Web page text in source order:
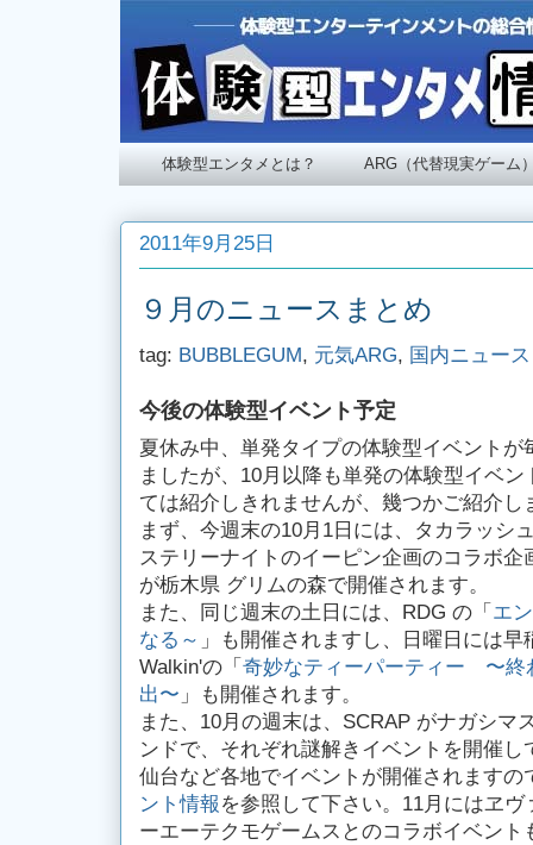
体験型エンタメとは？ ARG（代替現実ゲーム
2011年9月25日
９月のニュースまとめ
tag: BUBBLEGUM, 元気ARG, 国内ニュース
今後の体験型イベント予定
夏休み中、単発タイプの体験型イベント
ましたが、10月以降も単発の体験型イベ
ては紹介しきれませんが、幾つかご紹介し
まず、今週末の10月1日には、タカラッシ
ステリーナイトのイーピン企画のコラボ企
が栃木県 グリムの森で開催されます。
また、同じ週末の土日には、RDG の「 エ
なる～ 」も開催されますし、日曜日には
Walkin'の「 奇妙なティーパーティー 〜終
出〜 」も開催されます。
また、10月の週末は、SCRAP がナガシマ
ンドで、それぞれ謎解きイベントを開催
仙台など各地でイベントが開催されます
ント情報 を参照して下さい。11月にはヱ
ーエーテクモゲームスとのコラボイベント